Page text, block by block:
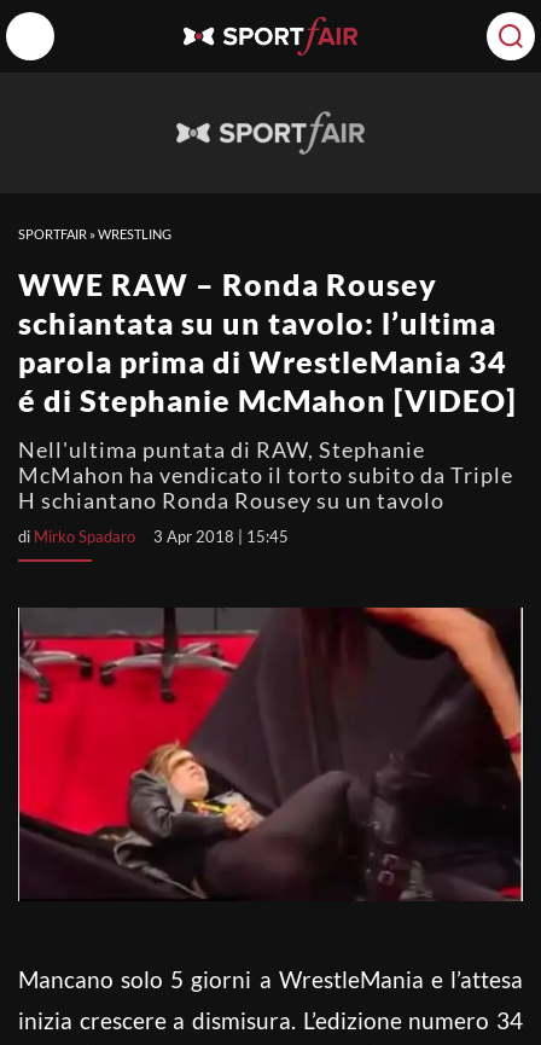
SPORTFAIR »WRESTLING
WWE RAW – Ronda Rousey
schiantata su un tavolo: l’ultima
parola prima di WrestleMania 34
é di Stephanie McMahon [VIDEO]
Nell'ultima puntata di RAW, Stephanie
McMahon ha vendicato il torto subito da Triple
H schiantano Ronda Rousey su un tavolo
di Mirko Spadaro 3 Apr 2018 | 15:45
Mancano solo 5 giorni a WrestleMania e l’attesa
inizia crescere a dismisura. L’edizione numero 34